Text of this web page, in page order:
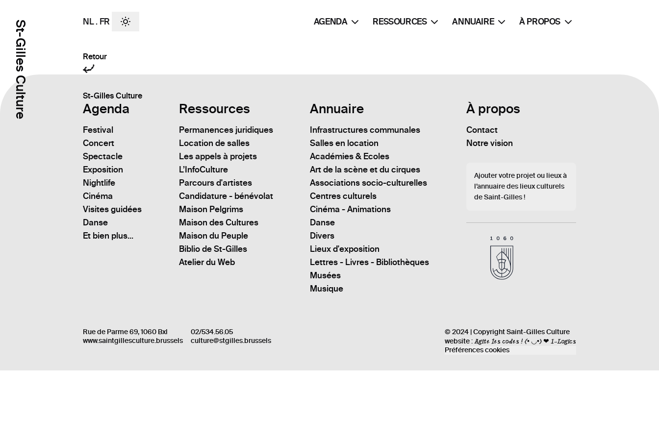
St-Gilles Culture NL . FR AGENDA RESSOURCES ANNUAIRE À PROPOS
Retour
St-Gilles Culture
Agenda
Festival
Concert
Spectacle
Exposition
Nightlife
Cinéma
Visites guidées
Danse
Et bien plus...
Ressources
Permanences juridiques
Location de salles
Les appels à projets
L’InfoCulture
Parcours d'artistes
Candidature - bénévolat
Maison Pelgrims
Maison des Cultures
Maison du Peuple
Biblio de St-Gilles
Atelier du Web
Annuaire
Infrastructures communales
Salles en location
Académies & Ecoles
Art de la scène et du cirques
Associations socio-culturelles
Centres culturels
Cinéma - Animations
Danse
Divers
Lieux d'exposition
Lettres - Livres - Bibliothèques
Musées
Musique
À propos
Contact
Notre vision
Ajouter votre projet ou lieux à
l’annuaire des lieux culturels
de Saint-Gilles !
Rue de Parme 69, 1060 Bxl
www.saintgillesculture.brussels
02/534.56.05
culture@stgilles.brussels
© 2024 | Copyright Saint-Gilles Culture
website :Agite les codes ! (• ◡•) ❤ I-Logics
Préférences cookies